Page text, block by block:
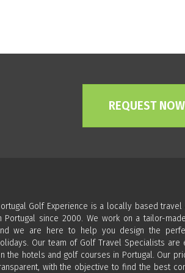
REQUEST NOW
Golf Experience is a locally based travel
Portugal since 2000. We work on a tailor-
we are here to help you design the
Our team of Golf Travel Specialists are
the hotels and golf courses in Portugal. Our
with the objective to find the best